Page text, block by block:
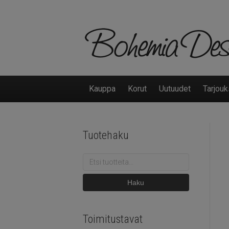
Kauppa Korut Uutuudet
Tuotehaku
Etsi:
Haku
Toimitustavat